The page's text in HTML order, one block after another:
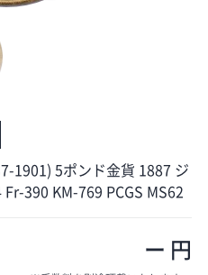
1901) 5ポンド金貨 1887 ジ
390 KM-769 PCGS MS62
ー 円